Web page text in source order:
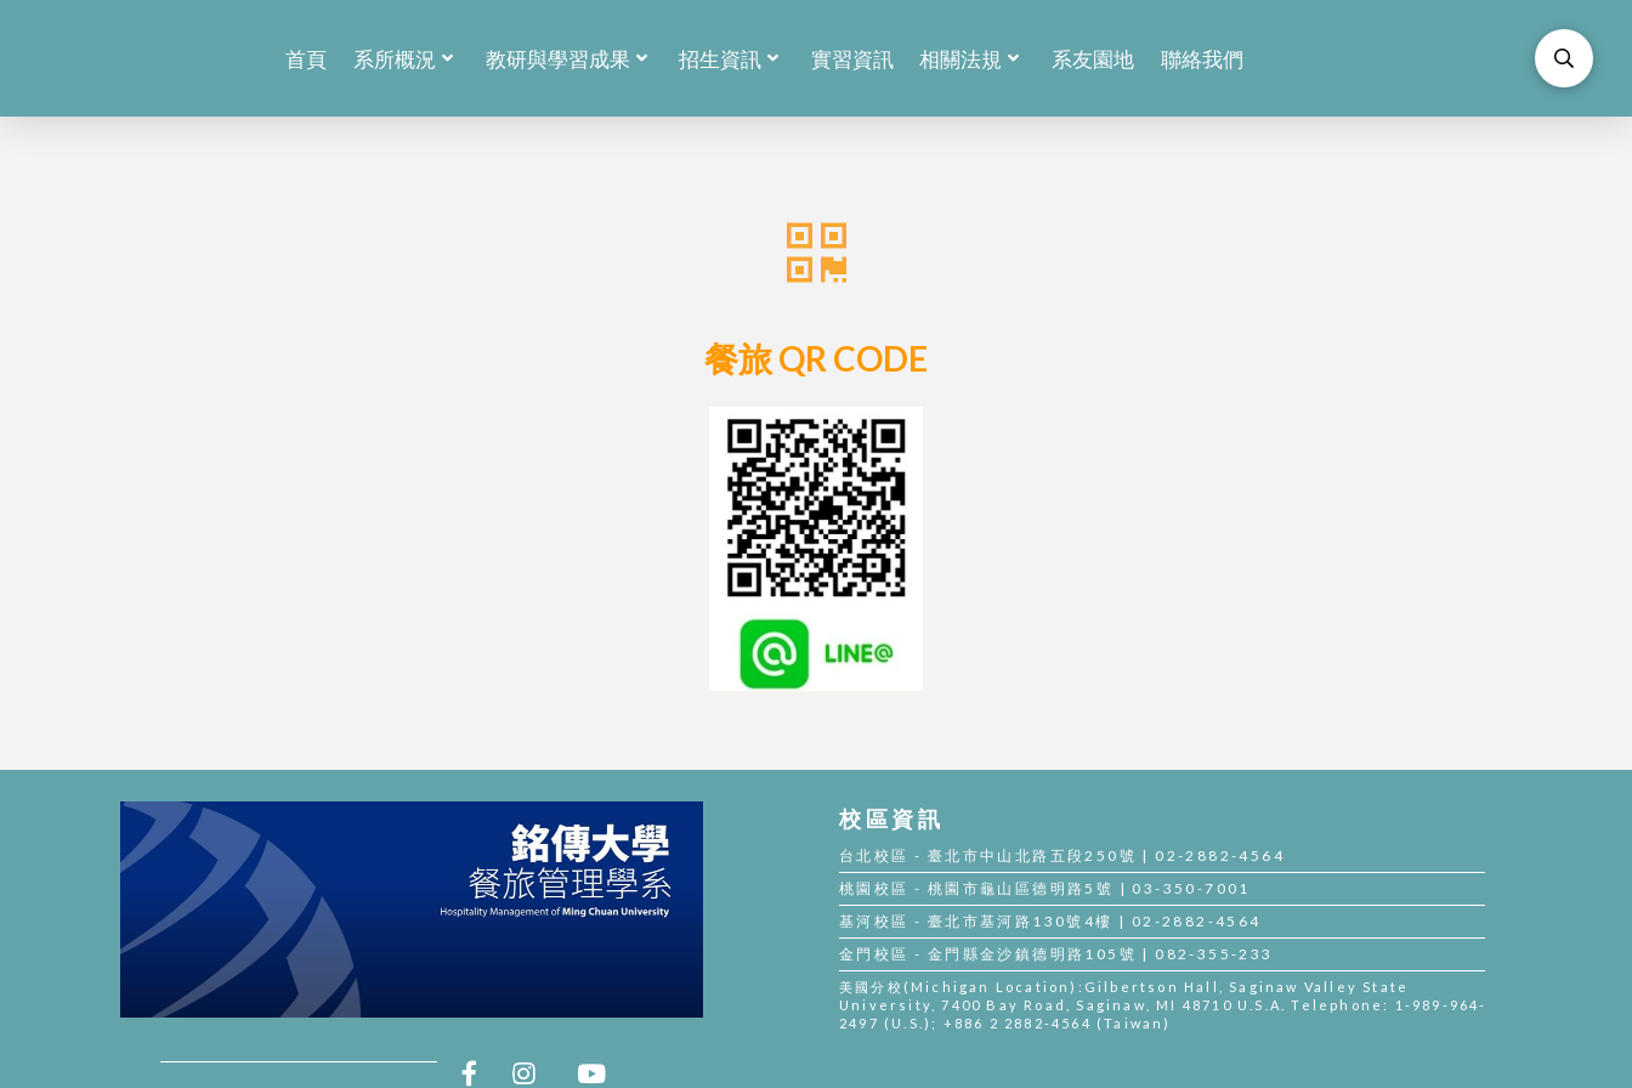
首頁 系所概況 教研與學習成果 招生資訊 實習資訊 相關法規 系友園地 聯絡我們
餐旅 QR CODE
校區資訊
台北校區 - 臺北市中山北路五段250號 | 02-2882-4564
桃園校區 - 桃園市龜山區德明路5號 | 03-350-7001
基河校區 - 臺北市基河路130號4樓 | 02-2882-4564
金門校區 - 金門縣金沙鎮德明路105號 | 082-355-233
美國分校(Michigan Location):Gilbertson Hall, Saginaw Valley State
University, 7400 Bay Road, Saginaw, MI 48710 U.S.A. Telephone: 1-989-964-
2497 (U.S.); +886 2 2882-4564 (Taiwan)